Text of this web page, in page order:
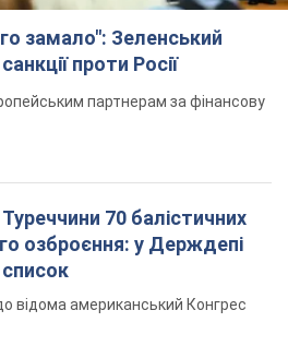
замало": Зеленський
проти Росії
партнерам за фінансову
70 балістичних
озброєння: у Держдепі
відома американський Конгрес